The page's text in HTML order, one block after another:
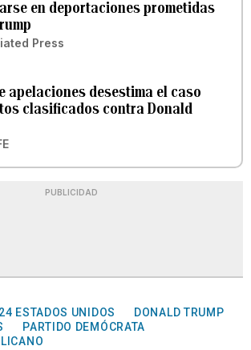
en deportaciones prometidas
Press
apelaciones desestima el caso
clasificados contra Donald
PUBLICIDAD
ESTADOS UNIDOS
DONALD TRUMP
PARTIDO DEMÓCRATA